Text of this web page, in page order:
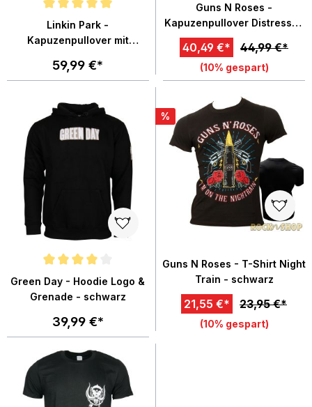
Durchschnittliche Bewertung von 5 von 5 Sternen
Linkin Park -
Kapuzenpullover mit
59,99 €*
Guns N Roses -
Kapuzenpullover Distressed
Skull - schwarz
40,49 €* 44,99 €*
(10% gespart)
Durchschnittliche Bewertung von 4 von 5 Sternen
Green Day - Hoodie Logo &
Grenade - schwarz
39,99 €*
%
Guns N Roses - T-Shirt Night
Train - schwarz
21,55 €* 23,95 €*
(10% gespart)